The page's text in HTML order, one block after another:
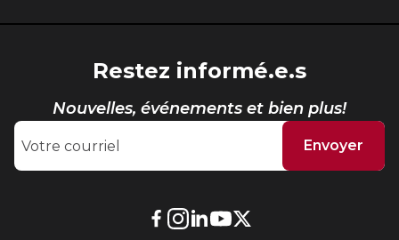
Restez informé.e.s
Nouvelles, événements et bien plus!
Envoyer
LienLienLienLien